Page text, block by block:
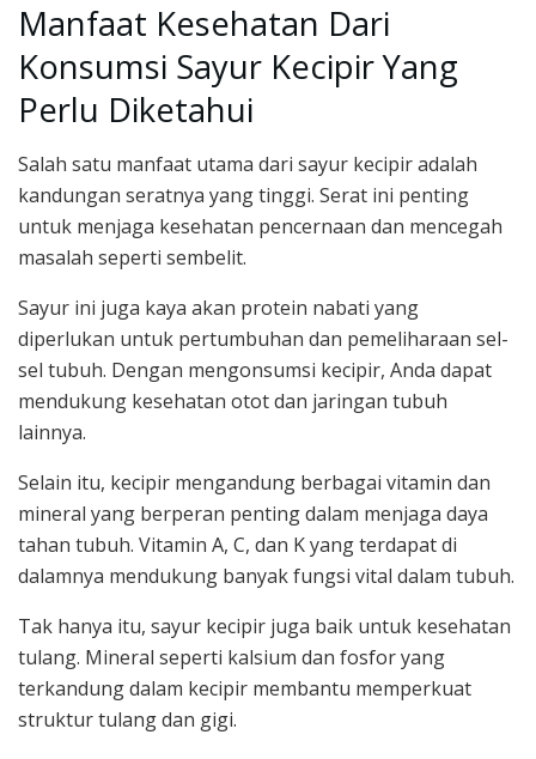
Manfaat Kesehatan Dari
Konsumsi Sayur Kecipir Yang
Perlu Diketahui
Salah satu manfaat utama dari sayur kecipir adalah
kandungan seratnya yang tinggi. Serat ini penting
untuk menjaga kesehatan pencernaan dan mencegah
masalah seperti sembelit.
Sayur ini juga kaya akan protein nabati yang
diperlukan untuk pertumbuhan dan pemeliharaan sel-
sel tubuh. Dengan mengonsumsi kecipir, Anda dapat
mendukung kesehatan otot dan jaringan tubuh
lainnya.
Selain itu, kecipir mengandung berbagai vitamin dan
mineral yang berperan penting dalam menjaga daya
tahan tubuh. Vitamin A, C, dan K yang terdapat di
dalamnya mendukung banyak fungsi vital dalam tubuh.
Tak hanya itu, sayur kecipir juga baik untuk kesehatan
tulang. Mineral seperti kalsium dan fosfor yang
terkandung dalam kecipir membantu memperkuat
struktur tulang dan gigi.